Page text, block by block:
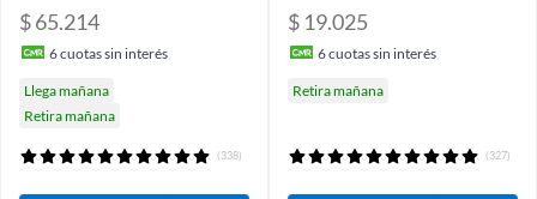
$ 65.214
6cuotas sin interés
Llega mañana
Retira mañana
(338)
$ 19.025
6cuotas sin interés
Retira mañana
(327)